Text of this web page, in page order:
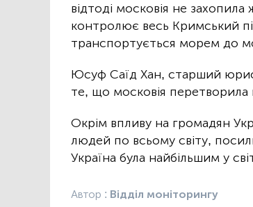
відтоді московія не
контролює весь Кримський
транспортується морем до
Юсуф Саїд Хан, старший
те, що московія перетворила
Окрім впливу на громадян
людей по всьому світу,
Україна була найбільшим у
Автор : Відділ моніторингу